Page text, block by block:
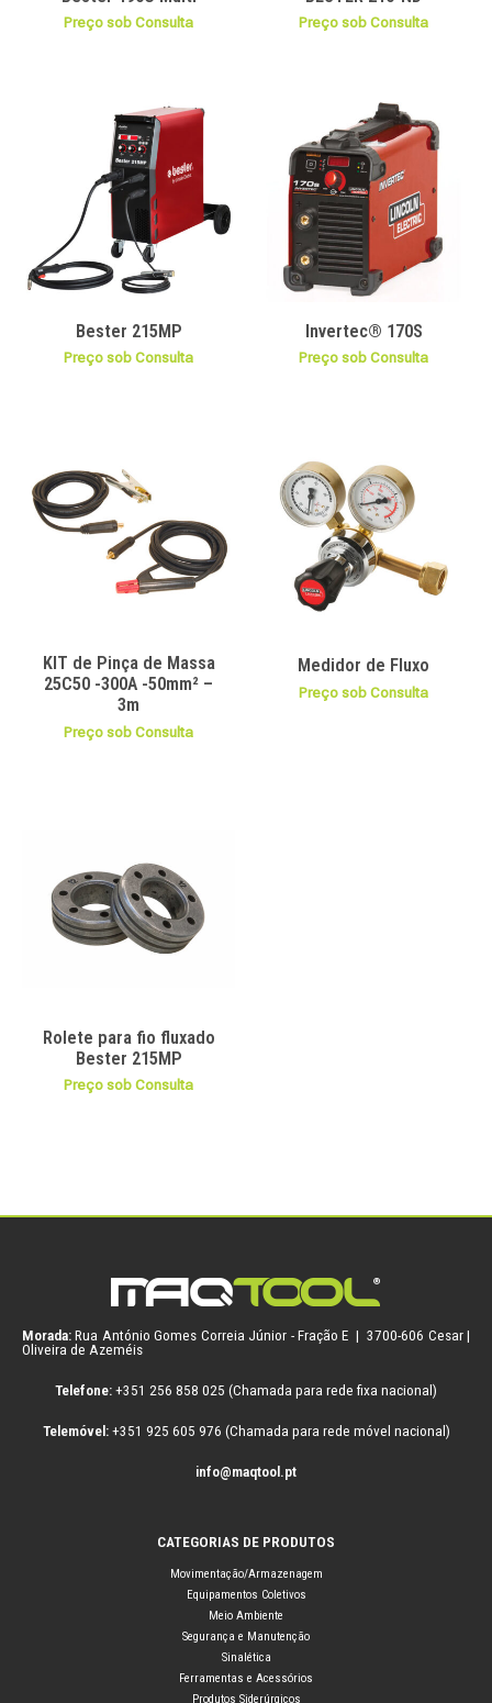
Preço sob Consulta Preço sob Consulta
Bester 215MP
Preço sob Consulta
Invertec® 170S
Preço sob Consulta
KIT de Pinça de Massa
25C50 -300A -50mm² –
3m
Preço sob Consulta
Medidor de Fluxo
Preço sob Consulta
Rolete para fio fluxado
Bester 215MP
Preço sob Consulta
Morada: Rua António Gomes Correia Júnior - Fração E | 3700-606 Cesar |
Oliveira de Azeméis
Telefone: +351 256 858 025 (Chamada para rede fixa nacional)
Telemóvel:+351 925 605 976 (Chamada para rede móvel nacional)
info@maqtool.pt
CATEGORIAS DE PRODUTOS
Movimentação/Armazenagem
Equipamentos Coletivos
Meio Ambiente
Segurança e Manutenção
Sinalética
Ferramentas e Acessórios
Produtos Siderúrgicos